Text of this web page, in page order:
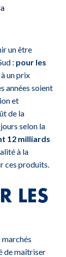
un être
: pour les
un prix
années soient
et
de la
selon la
12 milliards
à la
ces produits.
LES
marchés
de maîtriser